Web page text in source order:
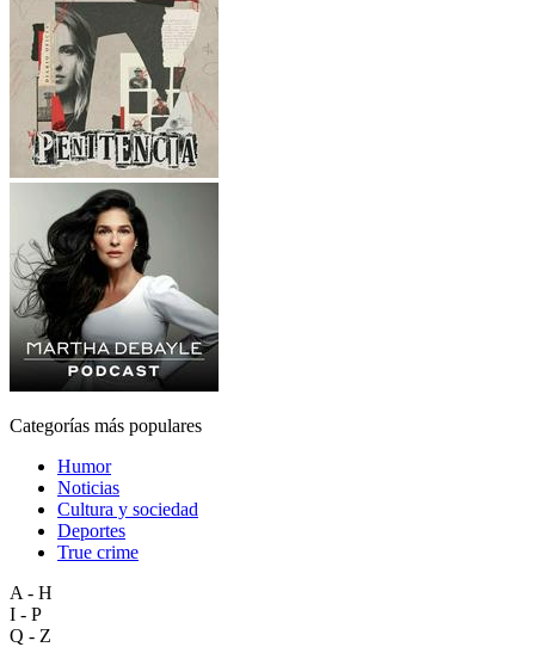
Categorías más populares
Humor
Noticias
Cultura y sociedad
Deportes
True crime
A - H
I - P
Q - Z